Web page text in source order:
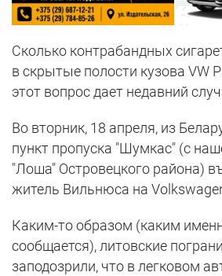
Сколько контрабандных
в скрытые полости кузова VW
этот вопрос дает недавний
Во вторник, 18 апреля, из
пункт пропуска "Шумкас" (с
"Лоша" Островецкого района)
житель Вильнюса на
Каким-то образом (каким
сообщается), литовские
заподозрили, что в легковом